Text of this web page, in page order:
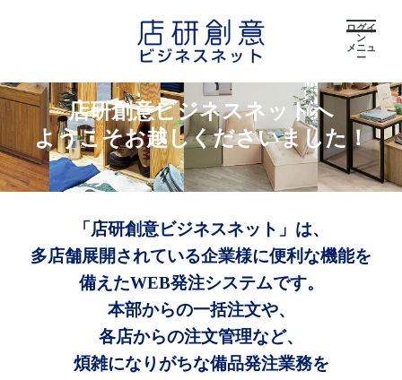
ログイ
ン
メニュ
ー
店研創意ビジネスネットへ
ようこそお越しくださいました！
「店研創意ビジネスネット」は、
多店舗展開されている企業様に便利な機能を
備えたWEB発注システムです。
本部からの一括注文や、
各店からの注文管理など、
煩雑になりがちな備品発注業務を